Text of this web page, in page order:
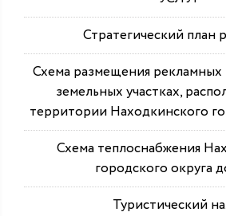
Стратегический план
Схема размещения
земельных участках,
территории Находкинского
Схема теплоснабжения
городского округа
Туристический